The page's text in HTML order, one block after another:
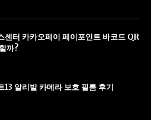
센터 카카오페이 페이포인트 바코드 QR
까?
13 알리발 카메라 보호 필름 후기